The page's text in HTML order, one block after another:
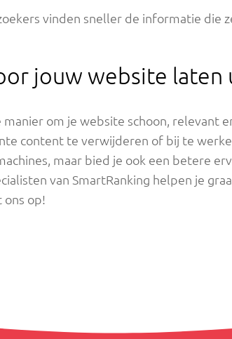
vinden sneller de informatie die
jouw website laten
om je website schoon, relevant
content te verwijderen of bij te
maar bied je ook een betere
van SmartRanking helpen je
ons op!